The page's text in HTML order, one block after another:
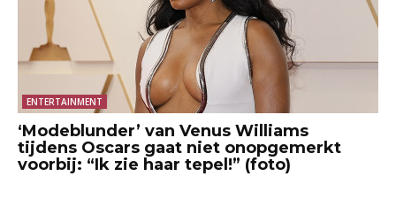
ENTERTAINMENT
‘Modeblunder’ van Venus Williams
tijdens Oscars gaat niet onopgemerkt
voorbij: “Ik zie haar tepel!” (foto)